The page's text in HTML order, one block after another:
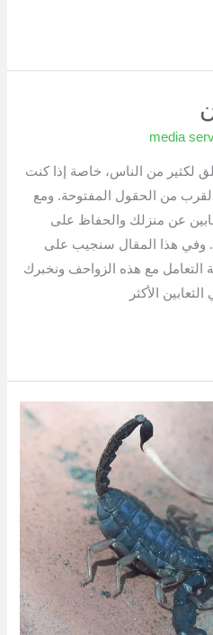
media
لكثير من الناس، خاصة إذا كنت
من الحقول المفتوحة. ومع
عن منزلك والحفاظ على
وفي هذا المقال سنجيب على
التعامل مع هذه الزواحف ونخبرك
الأكثر